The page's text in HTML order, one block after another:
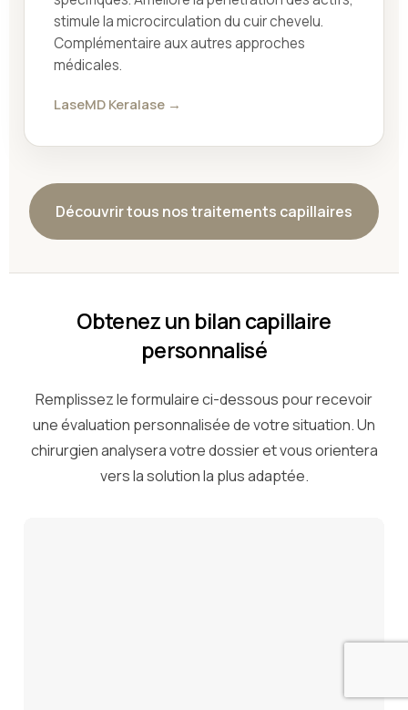
stimule la microcirculation du cuir chevelu.
Complémentaire aux autres approches
médicales.
LaseMD Keralase →
Découvrir tous nos traitements capillaires
Obtenez un bilan capillaire
personnalisé
Remplissez le formulaire ci-dessous pour recevoir
une évaluation personnalisée de votre situation. Un
chirurgien analysera votre dossier et vous orientera
vers la solution la plus adaptée.